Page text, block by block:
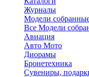
Журналы
Модели
Все Модели
Авиация
Авто Мото
Диорамы
Бронетехника
Сувениры,